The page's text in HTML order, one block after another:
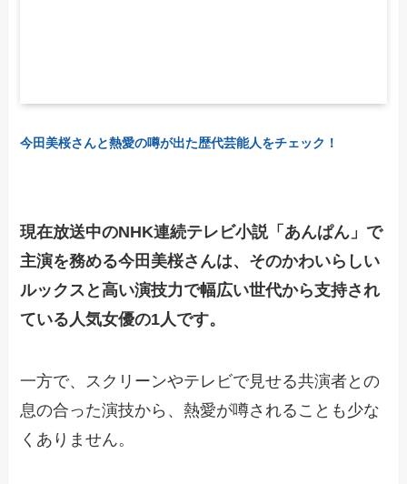
今田美桜さんと熱愛の噂が出た歴代芸能人をチェック！
現在放送中のNHK連続テレビ小説「あんぱん」で
主演を務める今田美桜さんは、そのかわいらしい
ルックスと高い演技力で幅広い世代から支持され
ている人気女優の1人です。
一方で、スクリーンやテレビで見せる共演者との
息の合った演技から、熱愛が噂されることも少な
くありません。